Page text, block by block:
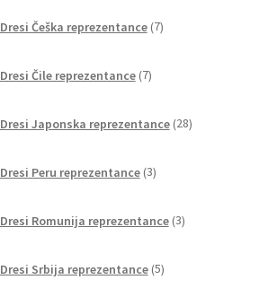
Dresi Češka reprezentance 7izdelkov
Dresi Čile reprezentance 7izdelkov
Dresi Japonska reprezentance 28izdelkov
Dresi Peru reprezentance 3izdelki
Dresi Romunija reprezentance 3izdelki
Dresi Srbija reprezentance 5izdelkov